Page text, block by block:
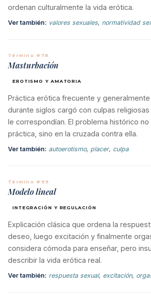
ordenan culturalmente la vida erótica.
Ver también: valores sexuales, normatividad
Término #78
Masturbación
EROTISMO Y AMATORIA
Práctica erótica frecuente y
durante siglos cargó con culpas
le correspondían. El problema histórico
práctica, sino en la cruzada contra ella.
Ver también: autoerotismo, placer, culpa
Término #99
Modelo lineal
INTEGRACIÓN Y REGULACIÓN
Explicación clásica que ordena la
deseo, luego excitación y finalmente
considera cómoda para enseñar, pero
describir la vida erótica real.
Ver también: respuesta sexual, excitación,